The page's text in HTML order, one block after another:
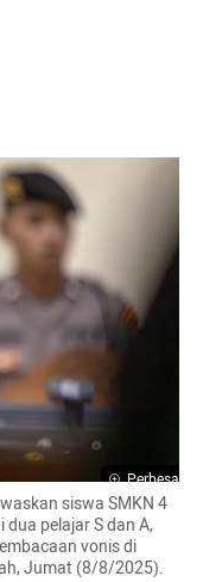
Perbesar
siswa SMKN 4
pelajar S dan A,
vonis di
Jumat (8/8/2025).